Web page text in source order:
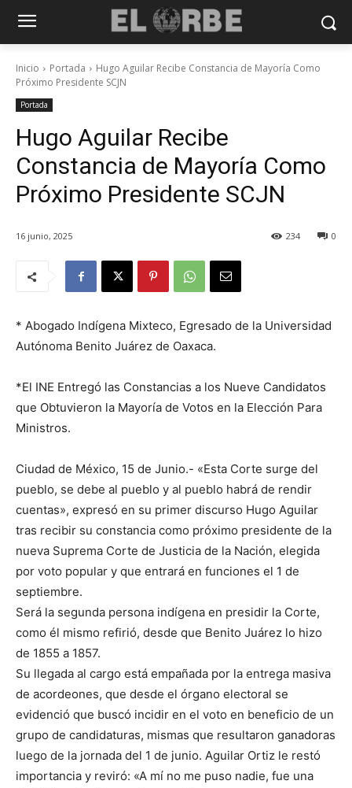
Inicio Portada
Hugo Aguilar Recibe Constancia de Mayoría Como
Próximo Presidente SCJN
Portada
Hugo Aguilar Recibe
Constancia de Mayoría Como
Próximo Presidente SCJN
16 junio, 2025 0
234
* Abogado Indígena Mixteco, Egresado de la Universidad
Autónoma Benito Juárez de Oaxaca.
*El INE Entregó las Constancias a los Nueve Candidatos
que Obtuvieron la Mayoría de Votos en la Elección Para
Ministros.
Ciudad de México, 15 de Junio.- «Esta Corte surge del
pueblo, se debe al pueblo y al pueblo habrá de rendir
cuentas», expresó en su primer discurso Hugo Aguilar
tras recibir su constancia como próximo presidente de la
nueva Suprema Corte de Justicia de la Nación, elegida
por voto popular y que entrará en funciones el 1 de
septiembre.
Será la segunda persona indígena en presidir la Corte,
como él mismo refirió, desde que Benito Juárez lo hizo
de 1855 a 1857.
Su llegada al cargo está empañada por la entrega masiva
de acordeones, que desde el órgano electoral se
evidenció que buscó incidir en el voto en beneficio de un
grupo de candidaturas, mismas que resultaron ganadoras
luego de la jornada del 1 de junio. Aguilar Ortiz le restó
importancia y reviró: «A mí no me puso nadie, fue una